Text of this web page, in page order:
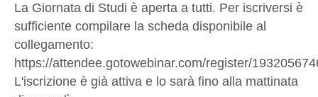
La Giornata di Studi è aperta a tutti. Per iscriversi è
sufficiente compilare la scheda disponibile al
collegamento:
https://attendee.gotowebinar.com/register/
L'iscrizione è già attiva e lo sarà fino alla mattinata